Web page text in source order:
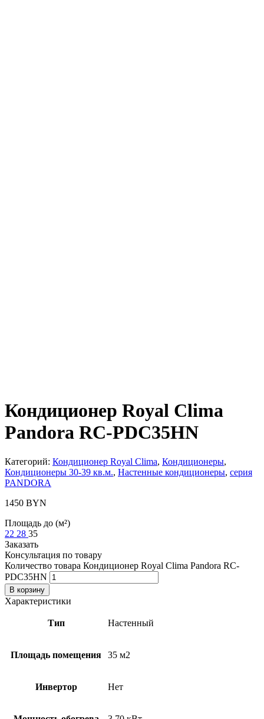
Кондиционер Royal Clima
Pandora RC-PDC35HN
Категорий: Кондиционер Royal Clima, Кондиционеры,
Кондиционеры 30-39 кв.м., Настенные кондиционеры, серия
PANDORA
1450 BYN
Площадь до (м²)
22 28 35
Заказать
Консультация по товару
Количество товара Кондиционер Royal Clima Pandora RC-
PDC35HN
В корзину
Характеристики
Тип Настенный
Площадь помещения 35 м2
Инвертор Нет